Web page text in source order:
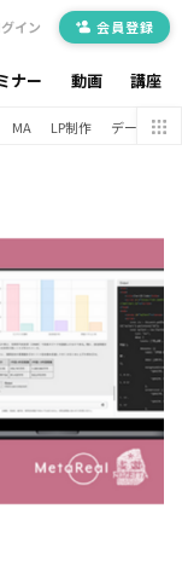
ナー 動画 講座
イン 会員登録
MA LP制作 データ分析